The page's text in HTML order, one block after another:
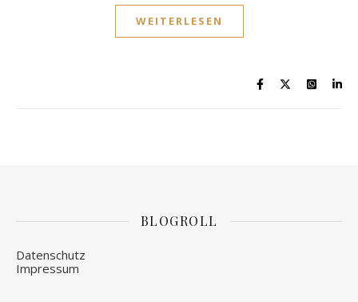
WEITERLESEN
BLOGROLL
Datenschutz
Impressum